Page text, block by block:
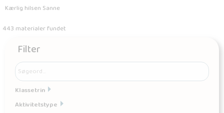
Kærlig hilsen Sanne
443 materialer fundet
Filter
Klassetrin
Aktivitetstype